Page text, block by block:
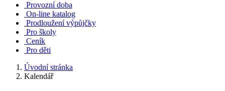
Provozní doba
On-line katalog
Prodloužení výpůjčky
Pro školy
Ceník
Pro děti
Úvodní stránka
Kalendář